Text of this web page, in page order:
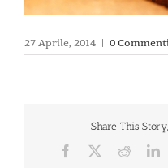
27 Aprile, 2014 | 0
Share This
Facebook Reddit